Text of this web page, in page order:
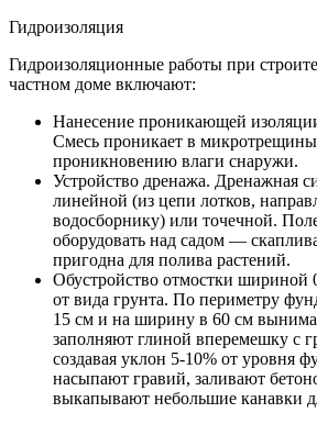
Гидроизоляция
Гидроизоляционные работы при
частном доме включают:
Нанесение проникающей
Смесь проникает в микротрещины
проникновению влаги снаружи.
Устройство дренажа. Дренажная
линейной (из цепи лотков,
водосборнику) или точечной.
оборудовать над садом —
пригодна для полива растений.
Обустройство отмостки шириной
от вида грунта. По периметру
15 см и на ширину в 60 см
заполняют глиной вперемешку с
создавая уклон 5-10% от уровня
насыпают гравий, заливают
выкапывают небольшие канавки